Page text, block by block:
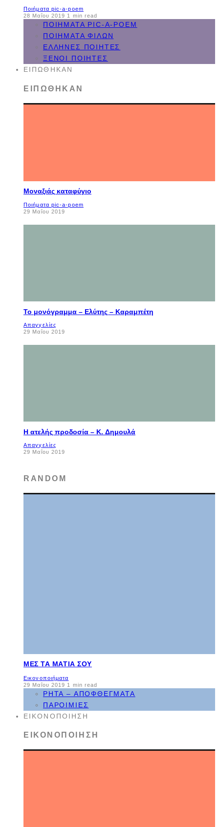
Ποιήματα pic-a-poem
28 Μαΐου 2019 1 min read
ΠΟΙΉΜΑΤΑ PIC-A-POEM
ΠΟΙΉΜΑΤΑ ΦΊΛΩΝ
ΈΛΛΗΝΕΣ ΠΟΙΗΤΈΣ
ΞΈΝΟΙ ΠΟΙΗΤΈΣ
ΕΙΠΏΘΗΚΑΝ
ΕΙΠΏΘΗΚΑΝ
Μοναξιάς καταφύγιο
Ποιήματα pic-a-poem
29 Μαΐου 2019
Το μονόγραμμα – Ελύτης – Καραμπέτη
Απαγγελίες
29 Μαΐου 2019
Η ατελής προδοσία – K. Δημουλά
Απαγγελίες
29 Μαΐου 2019
RANDOM
ΜΕΣ ΤΑ ΜΆΤΙΑ ΣΟΥ
Εικονοποιήματα
29 Μαΐου 2019 1 min read
ΡΗΤΆ – ΑΠΟΦΘΈΓΜΑΤΑ
ΠΑΡΟΙΜΊΕΣ
ΕΙΚΟΝΟΠΟΊΗΣΗ
ΕΙΚΟΝΟΠΟΊΗΣΗ